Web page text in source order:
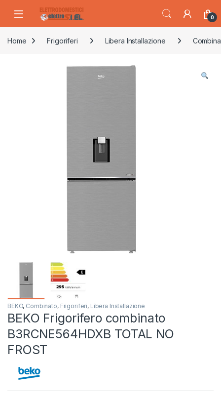
0
Home Frigoriferi Libera Installazione
BEKO, Combinato, Frigoriferi, Libera Installazione
BEKO Frigorifero combinato
B3RCNE564HDXB TOTAL NO
FROST